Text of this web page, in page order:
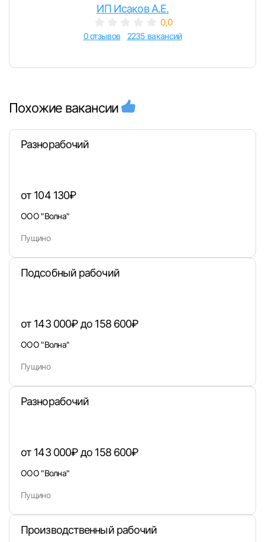
Войдите в личный кабинет, чтобы
ИП Исаков А.Е.
0,0
0 отзывов 2235 вакансий
Похожие вакансии
Разнорабочий
от 104 130₽
ООО "Волна"
Пущино
Подсобный рабочий
от 143 000₽ до 158 600₽
ООО "Волна"
Пущино
Разнорабочий
от 143 000₽ до 158 600₽
ООО "Волна"
Пущино
Производственный рабочий